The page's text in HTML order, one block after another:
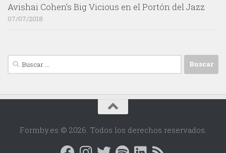
Avishai Cohen’s Big Vicious en el Portón del Jazz
07/07/2018
Buscar:
Formby.es © 2026. Todos los derechos reservados.